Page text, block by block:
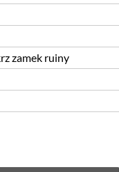
zamek ruiny